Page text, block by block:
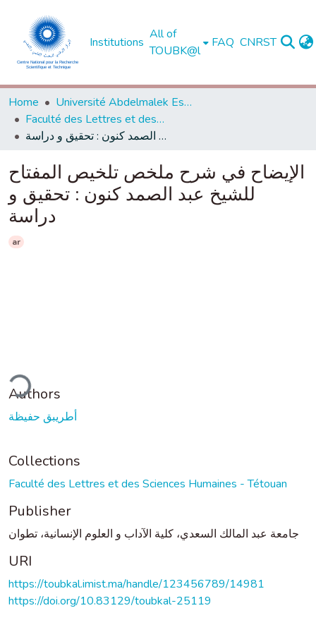
Institutions
All of
TOUBK@l
FAQ CNRST
Home
Université Abdelmalek Essaadi - Tétouan
Faculté des Lettres et des Sciences Humaines - Tétouan
الإيضاح في شرح ملخص تلخيص المفتاح للشيخ عبد الصمد كنون : تحقيق و دراسة
الإيضاح في شرح ملخص تلخيص المفتاح
للشيخ عبد الصمد كنون : تحقيق و
دراسة
ar
Authors
أطريبق حفيظة
Collections
Faculté des Lettres et des Sciences Humaines - Tétouan
Publisher
جامعة عبد المالك السعدي، كلية الآداب و العلوم الإنسانية، تطوان
URI
https://toubkal.imist.ma/handle/123456789/14981
https://doi.org/10.83129/toubkal-25119